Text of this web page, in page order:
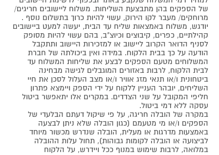
של הספקים בהן מתבצעת השליחות. משלוח ליישובים חריגים/
מרוחקים/ מעבר לקו הירוק, עשוי להיות כרוך בתשלום נוסף .
יודגש, משלוח באמצאות שליח עד הבית, יעשה למעט ביישובים
קהילתיים, כפרים, קיבוצים וכיוצ"ב, בהם עשוי להיות מסופק
לסניף הדואר הקרוב ליישוב או למזכירות היישוב ותתקבל
הודעה על כך בבית הלקוח. במידה ואין ביכולתה של חברת
המשלוחים מטעם הספקים לבצע את שליחות המשלוח עד
לבית הלקוח, לרבות באזורים המוגבלים לגישה מבחינה
ביטחונית ו/או תנאי מזג אוויר ו/או מצב העלול לסכן את חיי
השליחים, יובהר העניין ללקוח על ידי הספק ויימצא פתרון
חליפי המקובל על שני הצדדים. במקרים אלו יתאפשר ביטול
עסקה ללא דמי ביטול.
במקרה של הובלה חריגה, על פי שיקול דעתם הבלעדי של
הספקים ו/או מי מטעמם (כגון הובלה שלא ניתן לבצעה
באמצעות מדרגות או מעלית, הובלה שנדרש מכשור מיוחד
לביצועה או הובלה לקומות גבוהות), תחול עלות ההובלה
במלואה, לרבות שימוש במנוף ככל ויידרש, על הלקוח